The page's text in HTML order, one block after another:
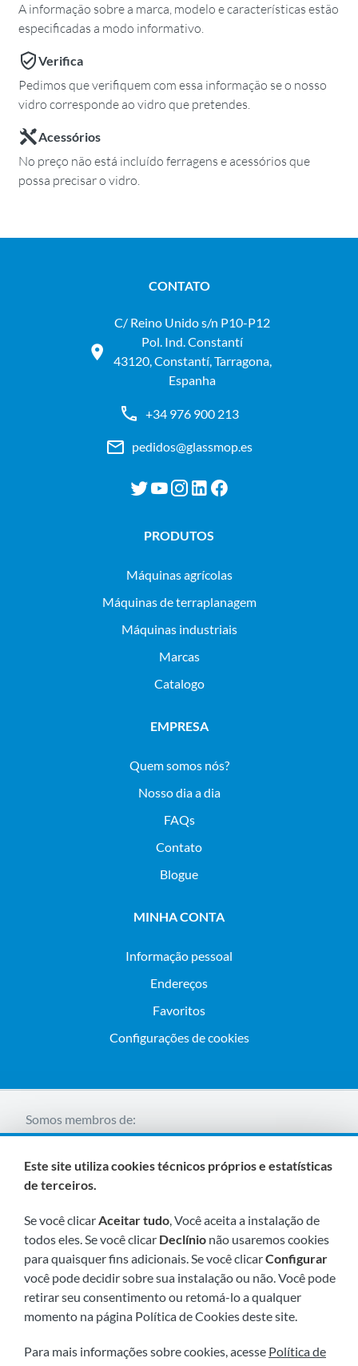
A informação sobre a marca, modelo e características estão
especificadas a modo informativo.
Verifica
Pedimos que verifiquem com essa informação se o nosso
vidro corresponde ao vidro que pretendes.
Acessórios
No preço não está incluído ferragens e acessórios que
possa precisar o vidro.
CONTATO
C/ Reino Unido s/n P10-P12
Pol. Ind. Constantí
43120, Constantí, Tarragona,
Espanha
+34 976 900 213
pedidos@glassmop.es
PRODUTOS
máquinas agrícolas
máquinas de terraplanagem
máquinas industriais
Marcas
Catalogo
EMPRESA
Quem somos nós?
Nosso dia a dia
FAQs
Contato
Blogue
MINHA CONTA
Informação pessoal
Endereços
Favoritos
Configurações de cookies
Somos membros de:
Visite-nos em breve em:
Este site utiliza cookies técnicos próprios e estatísticas
de terceiros.
Se você clicarAceitar tudo, Você aceita a instalação de
todos eles. Se você clicar Declínio não usaremos cookies
para quaisquer fins adicionais. Se você clicarConfigurar
você pode decidir sobre sua instalação ou não. Você pode
retirar seu consentimento ou retomá-lo a qualquer
momento na página Política de Cookies deste site.
Para mais informações sobre cookies, acesse Política de